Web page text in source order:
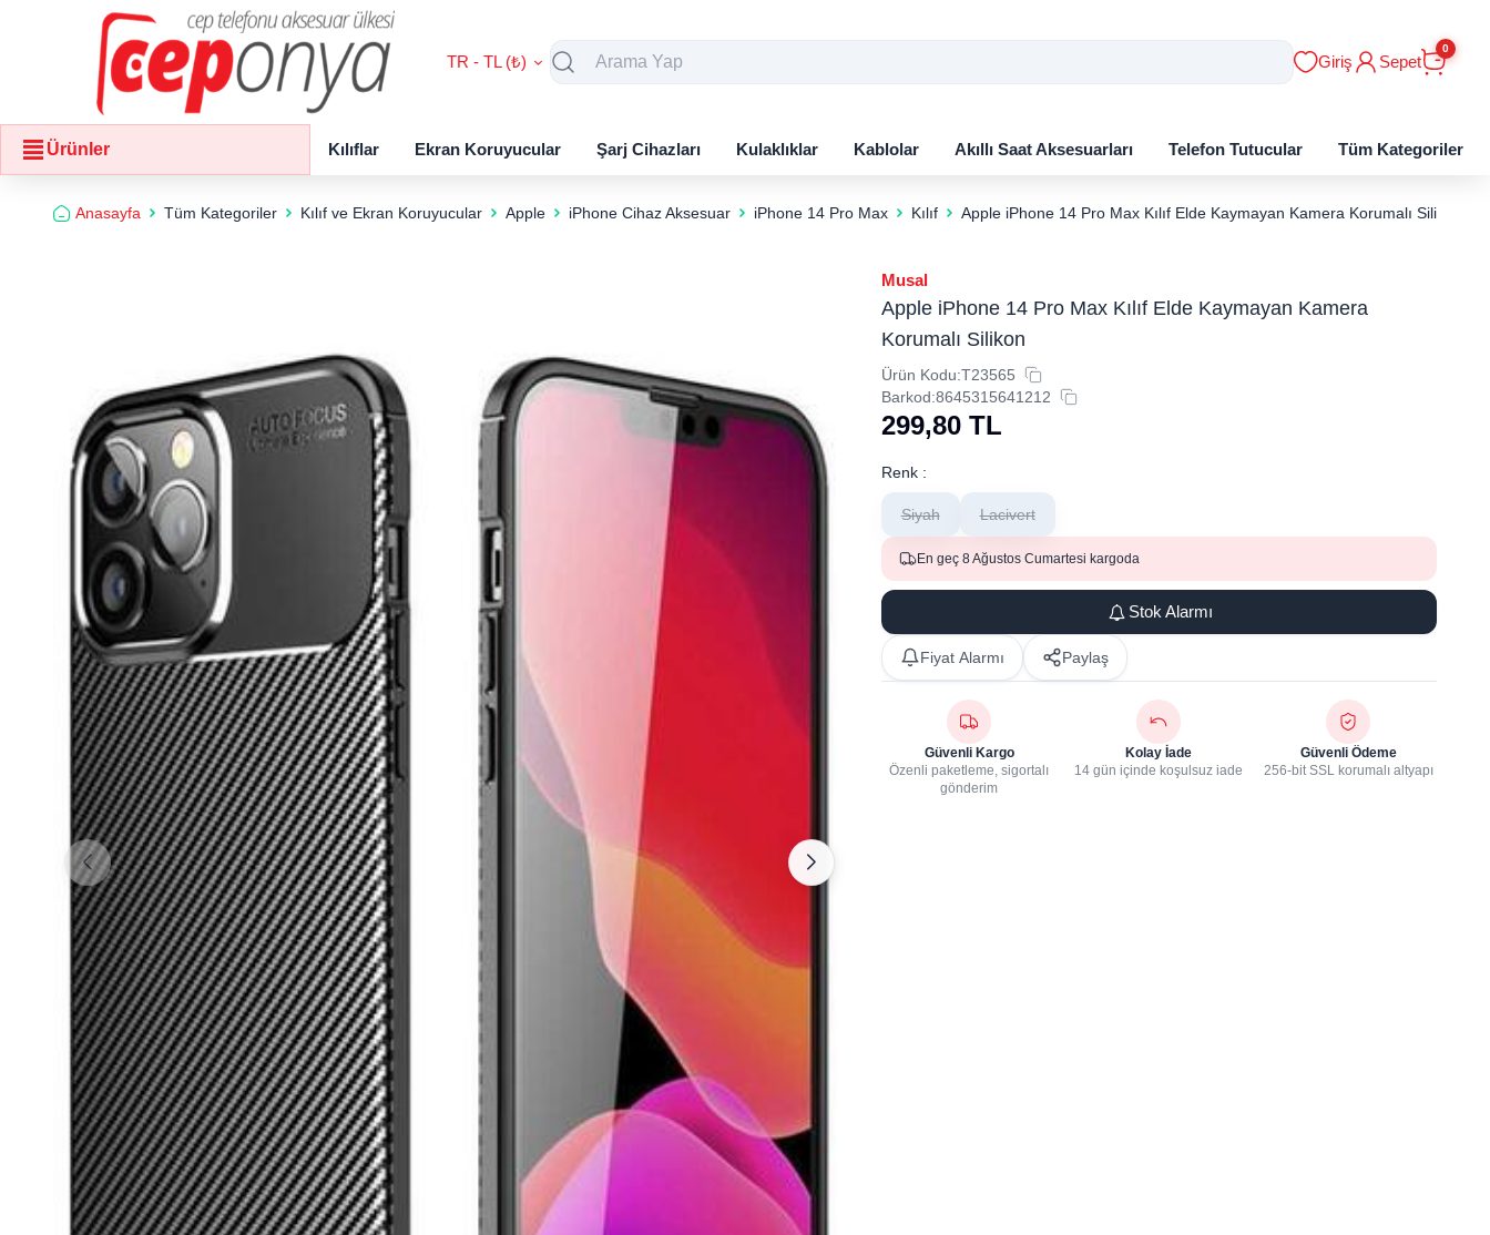
TR - TL (₺) Giriş Sepet
0
Ürünler Kılıflar Ekran Koruyucular Şarj Cihazları Kulaklıklar Kablolar Akıllı Saat Aksesuarları Telefon Tutucular Tüm Kategoriler
Anasayfa Tüm Kategoriler Kılıf ve Ekran Koruyucular Apple iPhone Cihaz Aksesuar iPhone 14 Pro Max Kılıf Apple iPhone 14 Pro Max Kılıf Elde Kaymayan Kamera Korumalı Silikon
Musal
Apple iPhone 14 Pro Max Kılıf Elde Kaymayan Kamera
Korumalı Silikon
Ürün Kodu:T23565
Barkod:8645315641212
299,80 TL
Renk :
Siyah Lacivert
En geç 8 Ağustos Cumartesi kargoda
Stok Alarmı
Fiyat Alarmı Paylaş
Güvenli Kargo
Özenli paketleme, sigortalı
gönderim
Kolay İade
14 gün içinde koşulsuz iade
Güvenli Ödeme
256-bit SSL korumalı altyapı